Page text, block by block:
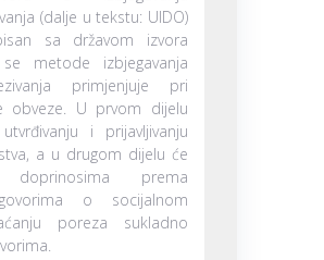
(dalje u tekstu: UIDO)
sa državom izvora
metode izbjegavanja
primjenjuje pri
obveze. U prvom dijelu
i prijavljivanju
a u drugom dijelu će
prema
o socijalnom
poreza sukladno